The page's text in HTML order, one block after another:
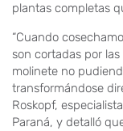
plantas completas
“Cuando
son cortadas por
molinete no
transformándose
Roskopf,
Paraná, y detalló